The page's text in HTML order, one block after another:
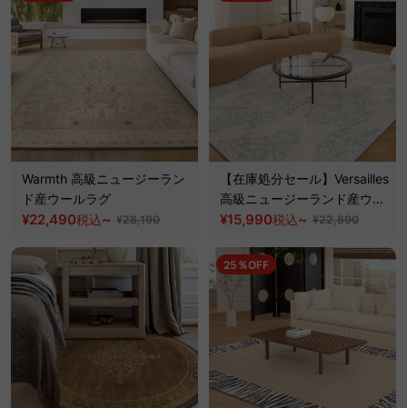
Warmth 高級ニュージーラン
ド産ウールラグ
¥22,490税込~ ¥28,190
【在庫処分セール】Versailles
高級ニュージーランド産ウー
ルラグ
¥15,990税込~ ¥22,890
25％OFF